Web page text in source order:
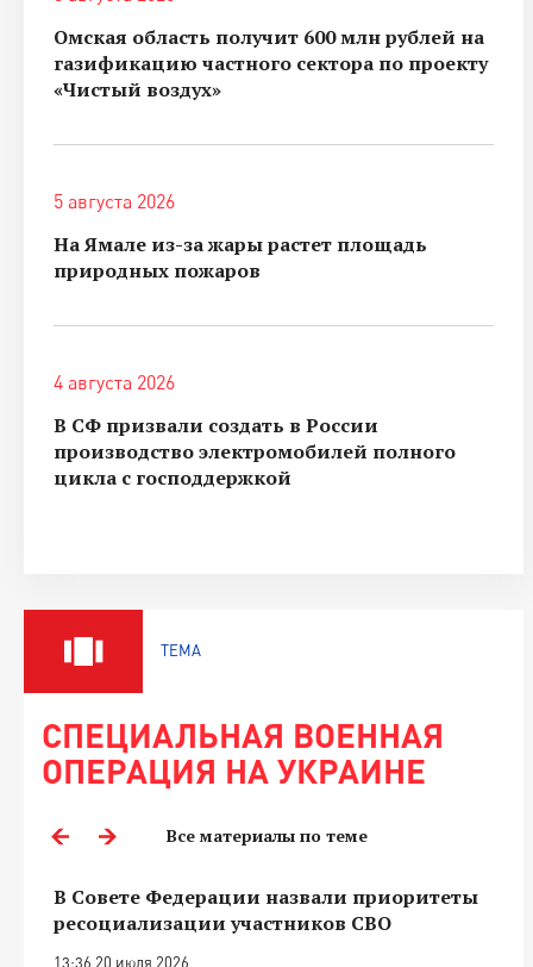
Омская область получит 600 млн рублей на
газификацию частного сектора по проекту
«Чистый воздух»
5 августа 2026
На Ямале из-за жары растет площадь
природных пожаров
4 августа 2026
В СФ призвали создать в России
производство электромобилей полного
цикла с господдержкой
ТЕМА
СПЕЦИАЛЬНАЯ ВОЕННАЯ
ОПЕРАЦИЯ НА УКРАИНЕ
Все материалы по теме
В Совете Федерации назвали приоритеты
ресоциализации участников СВО
13:36 20 июля 2026